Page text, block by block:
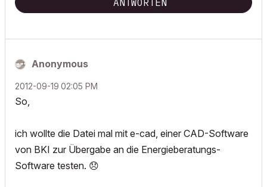
ANTWORTEN
Anonymous
‎2012-09-19 02:05 PM
So,
ich wollte die Datei mal mit e-cad, einer CAD-Software
von BKI zur Übergabe an die Energieberatungs-
Software testen. 😞